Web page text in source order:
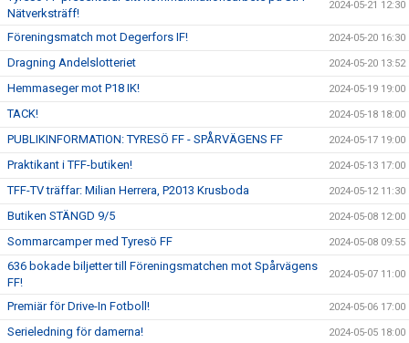
Nätverksträff!
2024-05-21 12:30
Föreningsmatch mot Degerfors IF! 2024-05-20 16:30
Dragning Andelslotteriet 2024-05-20 13:52
Hemmaseger mot P18 IK! 2024-05-19 19:00
TACK! 2024-05-18 18:00
PUBLIKINFORMATION: TYRESÖ FF - SPÅRVÄGENS FF 2024-05-17 19:00
Praktikant i TFF-butiken! 2024-05-13 17:00
TFF-TV träffar: Milian Herrera, P2013 Krusboda 2024-05-12 11:30
Butiken STÄNGD 9/5 2024-05-08 12:00
Sommarcamper med Tyresö FF 2024-05-08 09:55
636 bokade biljetter till Föreningsmatchen mot Spårvägens
FF!
2024-05-07 11:00
Premiär för Drive-In Fotboll! 2024-05-06 17:00
Serieledning för damerna! 2024-05-05 18:00